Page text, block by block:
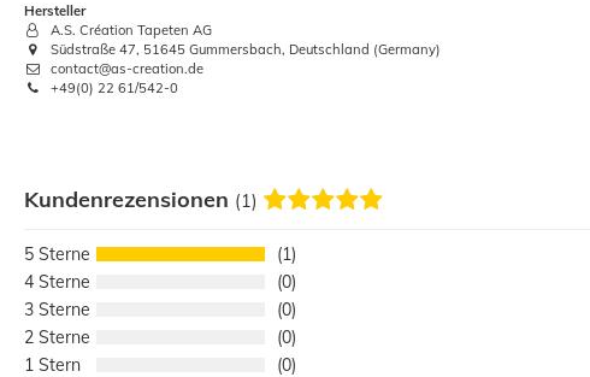
Hersteller
A.S. Création Tapeten AG
Südstraße 47, 51645 Gummersbach, Deutschland (Germany)
contact@as-creation.de
+49(0) 22 61/542-0
Kundenrezensionen (1)
5
1
4
0
3
0
2
0
1
0